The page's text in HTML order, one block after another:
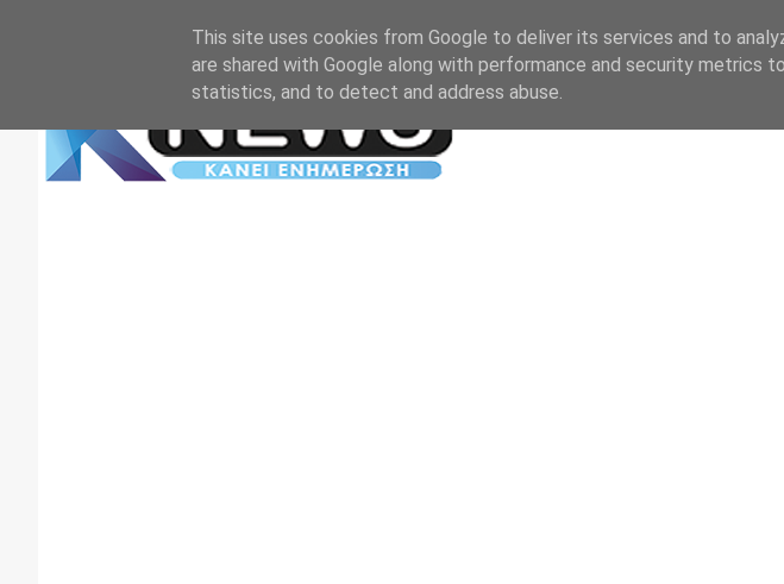
This site uses cookies from Google to deliver its services and to
are shared with Google along with performance and security metrics
statistics, and to detect and address abuse.